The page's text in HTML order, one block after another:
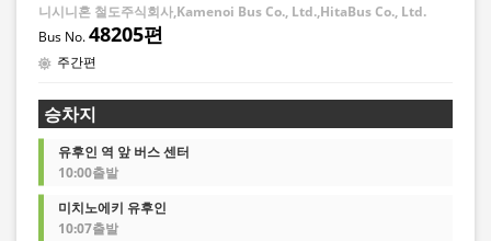
니시니혼 철도주식회사,Kamenoi Bus Co., Ltd.,HitaBus Co., Ltd.
48205편
주간편
승차지
유후인 역 앞 버스 센터
10:00출발
미치노에키 유후인
10:07출발